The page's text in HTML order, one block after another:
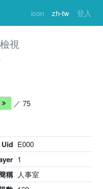
icon zh-tw 登入
檢視
／ 75
Uid E000
1
稱 人事室